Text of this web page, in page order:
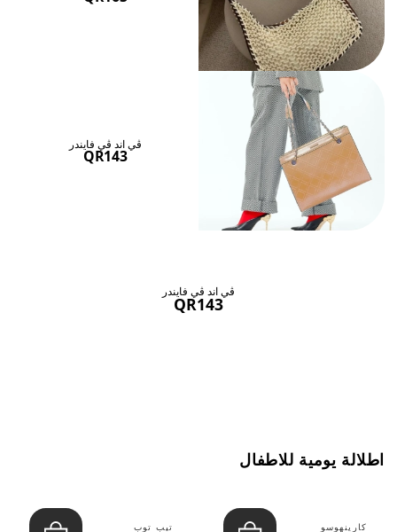
ڤي اند ڤي فايندر
QR143
ڤي اند ڤي فايندر
QR143
اطلالة يومية للاطفال
كارينهوسو تيب توب